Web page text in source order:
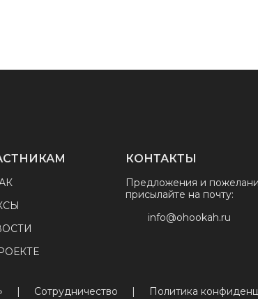
КОНТАКТЫ
Предложения и
присылайте на почту:
info@ohookah.ru
| Сотрудничество | Политика